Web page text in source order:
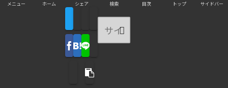
タクシー運転手…歩合制による高給と就職し
やすさが魅力
メニュー ホーム シェア 検索 目次 トップ サイドバー